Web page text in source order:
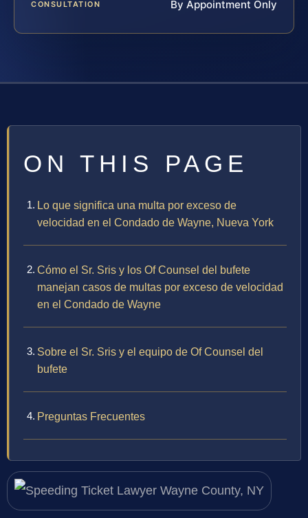
CONSULTATION By Appointment Only
ON THIS PAGE
Lo que significa una multa por exceso de
velocidad en el Condado de Wayne, Nueva York
Cómo el Sr. Sris y los Of Counsel del bufete
manejan casos de multas por exceso de velocidad
en el Condado de Wayne
Sobre el Sr. Sris y el equipo de Of Counsel del
bufete
Preguntas Frecuentes